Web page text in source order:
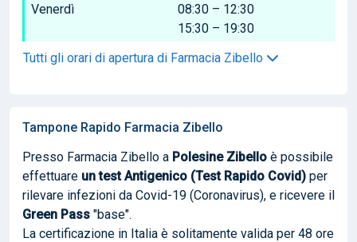
Venerdì
08:30 – 12:30
15:30 – 19:30
Tutti gli orari di apertura di Farmacia Zibello
Tampone Rapido Farmacia Zibello
Presso Farmacia Zibello a Polesine Zibello è possibile
effettuare un test Antigenico (Test Rapido Covid) per
rilevare infezioni da Covid-19 (Coronavirus), e ricevere il
Green Pass "base".
La certificazione in Italia è solitamente valida per 48 ore